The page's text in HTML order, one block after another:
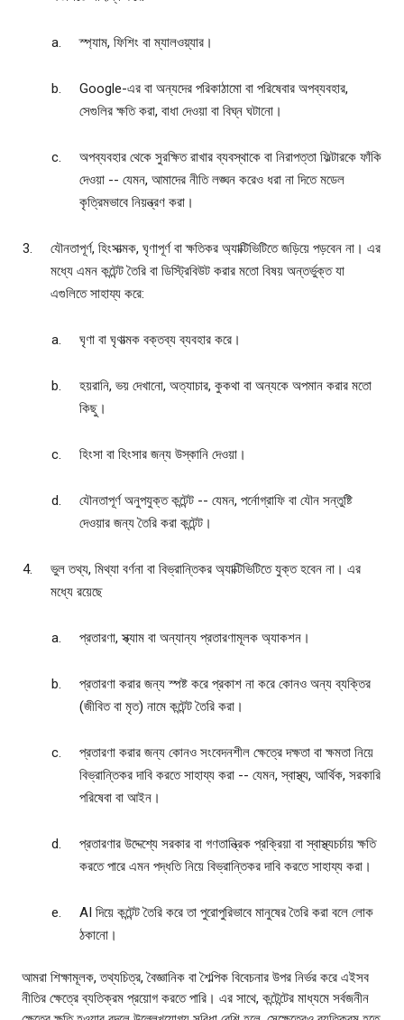
স্প্যাম, ফিশিং বা ম্যালওয়্যার।
Google-এর বা অন্যদের পরিকাঠামো বা পরিষেবার অপব্যবহার,
সেগুলির ক্ষতি করা, বাধা দেওয়া বা বিঘ্ন ঘটানো।
অপব্যবহার থেকে সুরক্ষিত রাখার ব্যবস্থাকে বা নিরাপত্তা ফিল্টারকে ফাঁকি
দেওয়া -- যেমন, আমাদের নীতি লঙ্ঘন করেও ধরা না দিতে মডেল
কৃত্রিমভাবে নিয়ন্ত্রণ করা।
যৌনতাপূর্ণ, হিংসাত্মক, ঘৃণাপূর্ণ বা ক্ষতিকর অ্যাক্টিভিটিতে জড়িয়ে পড়বেন না। এর
মধ্যে এমন কন্টেন্ট তৈরি বা ডিস্ট্রিবিউট করার মতো বিষয় অন্তর্ভুক্ত যা
এগুলিতে সাহায্য করে:
ঘৃণা বা ঘৃণাত্মক বক্তব্য ব্যবহার করে।
হয়রানি, ভয় দেখানো, অত্যাচার, কুকথা বা অন্যকে অপমান করার মতো
কিছু।
হিংসা বা হিংসার জন্য উস্কানি দেওয়া।
যৌনতাপূর্ণ অনুপযুক্ত কন্টেন্ট -- যেমন, পর্নোগ্রাফি বা যৌন সন্তুষ্টি
দেওয়ার জন্য তৈরি করা কন্টেন্ট।
ভুল তথ্য, মিথ্যা বর্ণনা বা বিভ্রান্তিকর অ্যাক্টিভিটিতে যুক্ত হবেন না। এর
মধ্যে রয়েছে
প্রতারণা, স্ক্যাম বা অন্যান্য প্রতারণামূলক অ্যাকশন।
প্রতারণা করার জন্য স্পষ্ট করে প্রকাশ না করে কোনও অন্য ব্যক্তির
(জীবিত বা মৃত) নামে কন্টেন্ট তৈরি করা।
প্রতারণা করার জন্য কোনও সংবেদনশীল ক্ষেত্রে দক্ষতা বা ক্ষমতা নিয়ে
বিভ্রান্তিকর দাবি করতে সাহায্য করা -- যেমন, স্বাস্থ্য, আর্থিক, সরকারি
পরিষেবা বা আইন।
প্রতারণার উদ্দেশ্যে সরকার বা গণতান্ত্রিক প্রক্রিয়া বা স্বাস্থ্যচর্চায় ক্ষতি
করতে পারে এমন পদ্ধতি নিয়ে বিভ্রান্তিকর দাবি করতে সাহায্য করা।
AI দিয়ে কন্টেন্ট তৈরি করে তা পুরোপুরিভাবে মানুষের তৈরি করা বলে লোক
ঠকানো।
আমরা শিক্ষামূলক, তথ্যচিত্র, বৈজ্ঞানিক বা শৈল্পিক বিবেচনার উপর নির্ভর করে এইসব
নীতির ক্ষেত্রে ব্যতিক্রম প্রয়োগ করতে পারি। এর সাথে, কন্টেন্টের মাধ্যমে সর্বজনীন